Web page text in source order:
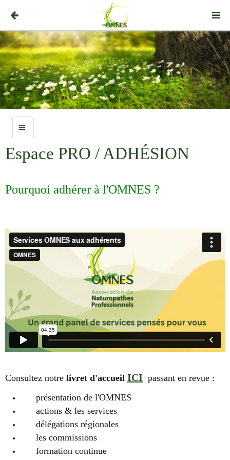
Espace PRO / ADHÉSION
Pourquoi adhérer à l'OMNES ?
Consultez notre livret d'accueil ICI passant en revue :
présentation de l'OMNES
actions & les services
délégations régionales
les commissions
formation continue